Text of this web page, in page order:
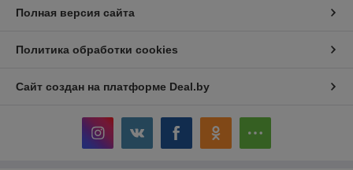
Полная версия сайта
Политика обработки cookies
Сайт создан на платформе Deal.by